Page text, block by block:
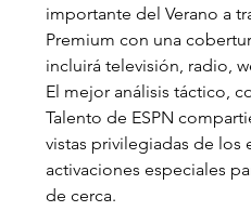
importante del Verano a
Premium con una
incluirá televisión, radio,
El mejor análisis táctico,
Talento de ESPN
vistas privilegiadas de los
activaciones especiales
de cerca.